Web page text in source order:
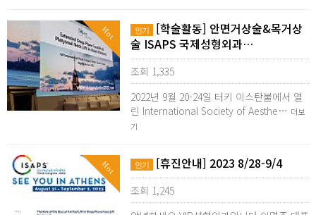
Hot 인기
[학술활동] 안면거상술&목거상
술 ISAPS 국제성형외과…
조회 1,335
2022년 9월 20-24일 터키 이스탄불에서 열
린 International Society of Aesthe… 더보
기
Hot 인기 [휴진안내] 2023 8/28-9/4
조회 1,245